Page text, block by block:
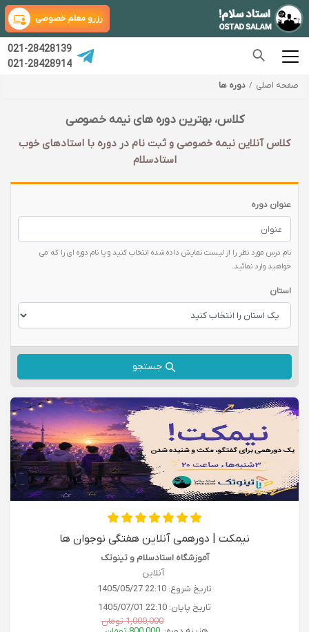
رزرو معلم خصوصی
021-28428139
021-28428914
صفحه اصلی دوره ها
کلاس، بهترین دوره های نیمه خصوصی
کلاس آنلاین نیمه خصوصی و ثبت نام در دوره با‌ استادهای خوب
استادسلام
عنوان دوره
نام درس مورد نظر را از لیست نمایش داده شده انتخاب کنید و یا نام دوره ای را که می
خواهید وارد نمائید.
استان
جستجو
نیمکت | دورهمی آنلاین هفتگی نوجوان ها
آموزشگاه استادسلام و تینوتک
آنلاین
تاریخ شروع: 1405/05/27 22:10
تاریخ پایان: 1405/07/01 22:10
1,000,000 تومان